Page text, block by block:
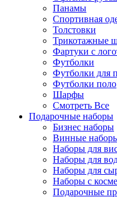
Панамы
Спортивная
Толстовки
Трикотажные
Фартуки с
Футболки
Футболки для
Футболки поло
Шарфы
Смотреть Все
Подарочные наборы
Бизнес наборы
Винные
Наборы для
Наборы для
Наборы для
Наборы с
Подарочные